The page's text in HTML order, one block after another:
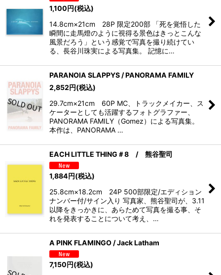
1,100 円(税込)
14.8cm×21cm 28P 限定200部 「死を覚悟した
瞬間に走馬燈のように視得る景色はきっとこんな
風景だろう」という感覚で写真を撮り続けてい
る、長谷川珠実による写真集。 記憶に…
PARANOIA SLAPPYS / PANORAMA FAMILY
2,852円(税込)
29.7cm×21cm 60P MC、トラックメイカー、ス
ケーターとしても活躍するフォトグラファー、
PANORAMA FAMILY（Gomez）による写真集。
本作は、PANORAMA …
EACH LITTLE THING＃8 / 熊谷聖司
1,884円(税込)
25.8cm×18.2cm 24P 500部限定/エディション
ナンバー付/サイン入り 写真家、熊谷聖司が、3.11
以降をきっかきに、あらためて写真を撮る事、そ
れを発表することについて考え、…
A PINK FLAMINGO / Jack Latham
7,150円(税込)